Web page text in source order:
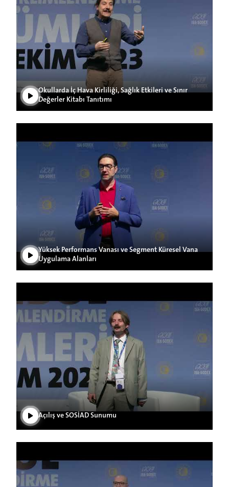
Videoyu Oynat
Okullarda İç Hava Kirliliği, Sağlık Etkileri ve Sınır
Değerler Kitabı Tanıtımı
Videoyu Oynat
Yüksek Performans Vanası ve Segment Küresel Vana
Uygulama Alanları
Videoyu Oynat
Açılış ve SOSİAD Sunumu